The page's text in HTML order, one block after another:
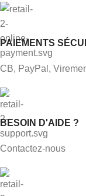
PAIEMENTS
CB, PayPal,
BESOIN D'AIDE ?
Contactez-nous